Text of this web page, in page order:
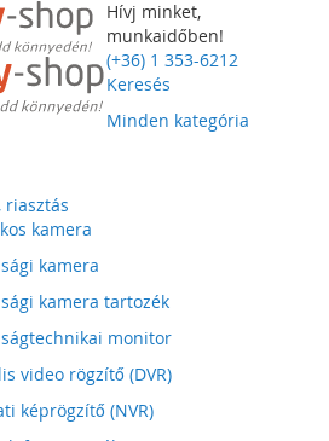
Hívj minket,
munkaidőben!
(+36) 1 353-6212
Keresés
Minden kategória
riasztás
kamera
kamera
kamera tartozék
monitor
video rögzítő (DVR)
képrögzítő (NVR)